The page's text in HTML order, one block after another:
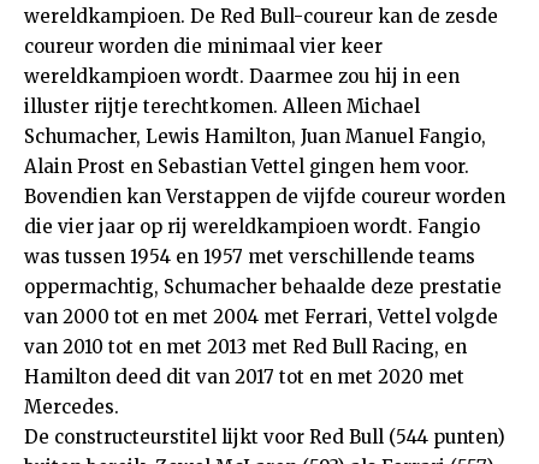
wereldkampioen. De Red Bull-coureur kan de zesde
coureur worden die minimaal vier keer
wereldkampioen wordt. Daarmee zou hij in een
illuster rijtje terechtkomen. Alleen Michael
Schumacher, Lewis Hamilton, Juan Manuel Fangio,
Alain Prost en Sebastian Vettel gingen hem voor.
Bovendien kan Verstappen de vijfde coureur worden
die vier jaar op rij wereldkampioen wordt. Fangio
was tussen 1954 en 1957 met verschillende teams
oppermachtig, Schumacher behaalde deze prestatie
van 2000 tot en met 2004 met Ferrari, Vettel volgde
van 2010 tot en met 2013 met Red Bull Racing, en
Hamilton deed dit van 2017 tot en met 2020 met
Mercedes.
De constructeurstitel lijkt voor Red Bull (544 punten)